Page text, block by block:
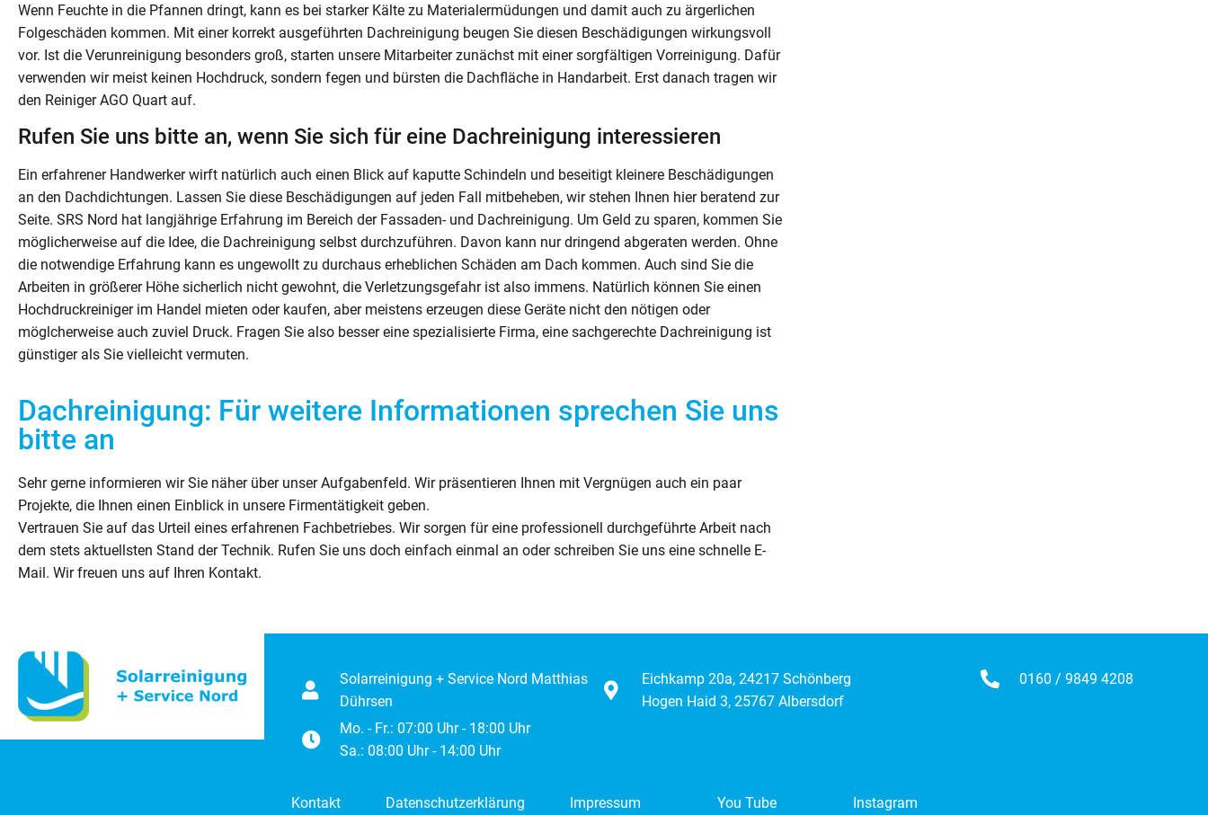
Wenn Feuchte in die Pfannen dringt, kann es bei starker Kälte zu Materialermüdungen und damit auch zu ärgerlichen
Folgeschäden kommen. Mit einer korrekt ausgeführten Dachreinigung beugen Sie diesen Beschädigungen wirkungsvoll
vor. Ist die Verunreinigung besonders groß, starten unsere Mitarbeiter zunächst mit einer sorgfältigen Vorreinigung. Dafür
verwenden wir meist keinen Hochdruck, sondern fegen und bürsten die Dachfläche in Handarbeit. Erst danach tragen wir
den Reiniger AGO Quart auf.
Rufen Sie uns bitte an, wenn Sie sich für eine Dachreinigung interessieren
Ein erfahrener Handwerker wirft natürlich auch einen Blick auf kaputte Schindeln und beseitigt kleinere Beschädigungen
an den Dachdichtungen. Lassen Sie diese Beschädigungen auf jeden Fall mitbeheben, wir stehen Ihnen hier beratend zur
Seite. SRS Nord hat langjährige Erfahrung im Bereich der Fassaden- und Dachreinigung. Um Geld zu sparen, kommen Sie
möglicherweise auf die Idee, die Dachreinigung selbst durchzuführen. Davon kann nur dringend abgeraten werden. Ohne
die notwendige Erfahrung kann es ungewollt zu durchaus erheblichen Schäden am Dach kommen. Auch sind Sie die
Arbeiten in größerer Höhe sicherlich nicht gewohnt, die Verletzungsgefahr ist also immens. Natürlich können Sie einen
Hochdruckreiniger im Handel mieten oder kaufen, aber meistens erzeugen diese Geräte nicht den nötigen oder
möglcherweise auch zuviel Druck. Fragen Sie also besser eine spezialisierte Firma, eine sachgerechte Dachreinigung ist
günstiger als Sie vielleicht vermuten.
Dachreinigung: Für weitere Informationen sprechen Sie uns
bitte an
Sehr gerne informieren wir Sie näher über unser Aufgabenfeld. Wir präsentieren Ihnen mit Vergnügen auch ein paar
Projekte, die Ihnen einen Einblick in unsere Firmentätigkeit geben.
Vertrauen Sie auf das Urteil eines erfahrenen Fachbetriebes. Wir sorgen für eine professionell durchgeführte Arbeit nach
dem stets aktuellsten Stand der Technik. Rufen Sie uns doch einfach einmal an oder schreiben Sie uns eine schnelle E-
Mail. Wir freuen uns auf Ihren Kontakt.
Solarreinigung + Service Nord Matthias
Dührsen
Mo. - Fr.: 07:00 Uhr - 18:00 Uhr
Sa.: 08:00 Uhr - 14:00 Uhr
Eichkamp 20a, 24217 Schönberg
Hogen Haid 3, 25767 Albersdorf
0160 / 9849 4208
Kontakt Datenschutzerklärung Impressum You Tube Instagram